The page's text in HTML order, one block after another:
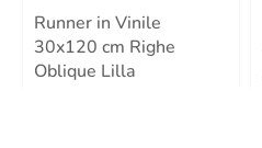
Runner in Vinile
30x120 cm Righe
Oblique Lilla